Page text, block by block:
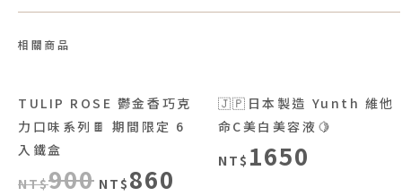
相關商品
TULIP ROSE 鬱金香巧克
力口味系列🍫 期間限定 6
入鐵盒
NT$900 NT$ 860
🇯🇵日本製造 Yunth 維他
命C美白美容液🍋
NT$ 1650